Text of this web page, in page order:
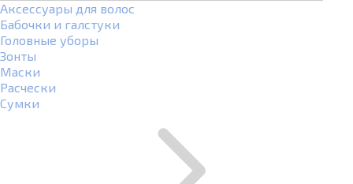
Аксессуары для волос
Бабочки и галстуки
Головные уборы
Зонты
Маски
Расчески
Сумки